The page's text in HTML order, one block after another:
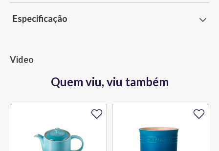
Especificação
Video
Quem viu, viu também